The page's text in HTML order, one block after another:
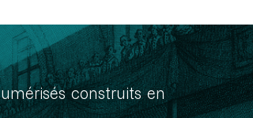
construits en